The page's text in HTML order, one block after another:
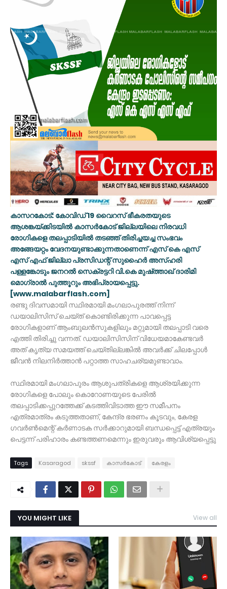
കാസറകോട്: കോവിഡ് 19 വൈറസ് ഭീകരതയുടെ
ആശങ്കയ്ക്കിടയിൽ കാസർകോട് ജില്ലയിലെ നിരവധി
രോഗികളെ തലപ്പാടിയിൽ തടഞ്ഞ് തിരിച്ചയച്ച സംഭവം
അങ്ങേയറ്റം വേദനയുണ്ടാക്കുന്നതാണെന്ന് എസ് കെ എസ്
എസ് എഫ് ജില്ലാ പ്രസിഡന്റ് സുഹൈർ അസ്ഹരി
പള്ളങ്കോടും ജനറൽ സെക്രട്ടറി വി.കെ മുഷ്ത്താഖ് ദാരിമി
മൊഗ്രാൽ പുത്തൂറും അഭിപ്രായപ്പെട്ടു.
[www.malabarflash.com]
രണ്ടു ദിവസമായി സ്ഥിരമായി മംഗലാപുരത്ത് നിന്ന്
ഡയാലിസിസ് ചെയ്ത് കൊണ്ടിരിക്കുന്ന പാവപ്പെട്ട
രോഗികളാണ് ആംബുലൻസുകളിലും മറ്റുമായി തലപ്പാടി വരെ
എത്തി തിരിച്ചു വന്നത്. ഡയാലിസിസിന് വിധേയമാകേണ്ടവർ
അത് കൃത്യ സമയത്ത് ചെയ്തില്ലങ്കിൽ അവർക്ക് ചിലപ്പോൾ
ജീവൻ നിലനിർത്താൻ പറ്റാത്ത സാഹചര്യമുണ്ടാവാം.
സ്ഥിരമായി മംഗലാപുരം ആശുപത്രികളെ ആശ്രയിക്കുന്ന
രോഗികളെ പോലും കൊറോണയുടെ പേരിൽ
തലപ്പാടിക്കപ്പുറത്തേക്ക് കടത്തിവിടാത്ത ഈ സമീപനം
എത്രമാത്രം കടുത്തതാണ്, കേന്ദ്ര ഭരണം കൂടവും, കേരള
ഗവർൺമെന്റ് കർണാടക സർക്കാറുമായി ബന്ധപ്പെട്ട് എത്രയും
പെട്ടന്ന് പരിഹാരം കണ്ടത്തണമെന്നും ഇരുവരും ആവിശ്യപ്പെട്ടു
Tags Kasaragod skssf കാസര്‍കോട് കേരളം
YOU MIGHT LIKE View all